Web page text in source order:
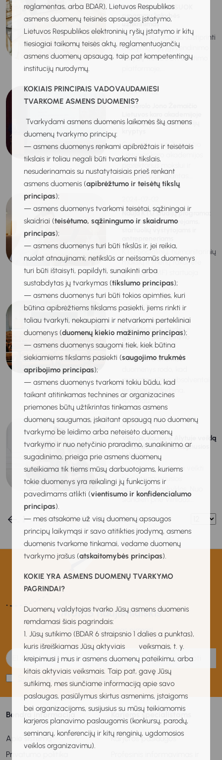
reglamentas, arba BDAR), Lietuvos Respublikos
asmens duomenų teisinės apsaugos įstatymo,
Lietuvos Respublikos elektroninių ryšių įstatymo ir kitų
tiesiogiai taikomų teisės aktų, reglamentuojančių
asmens duomenų apsaugą, taip pat kompetentingų
institucijų nurodymų.
KOKIAIS PRINCIPAIS VADOVAUDAMIESI
TVARKOME ASMENS DUOMENIS?
Tvarkydami asmens duomenis laikomės šių asmens
duomenų tvarkymo principų:
— asmens duomenys renkami apibrėžtais ir teisėtais
tikslais ir toliau negali būti tvarkomi tikslais,
nesuderinamais su nustatytaisiais prieš renkant
asmens duomenis (apibrėžtumo ir teisėtų tikslų
principas);
— asmens duomenys tvarkomi teisėtai, sąžiningai ir
skaidriai (teisėtumo, sąžiningumo ir skaidrumo
principas);
— asmens duomenys turi būti tikslūs ir, jei reikia,
nuolat atnaujinami; netikslūs ar neišsamūs duomenys
turi būti ištaisyti, papildyti, sunaikinti arba
sustabdytas jų tvarkymas (tikslumo principas);
— asmens duomenys turi būti tokios apimties, kuri
būtina apibrėžtiems tikslams pasiekti, jiems rinkti ir
toliau tvarkyti, nekaupiami ir netvarkomi pertekliniai
duomenys (duomenų kiekio mažinimo principas);
— asmens duomenys saugomi tiek, kiek būtina
siekiamiems tikslams pasiekti (saugojimo trukmės
apribojimo principas);
— asmens duomenys tvarkomi tokiu būdu, kad
taikant atitinkamas technines ar organizacines
priemones būtų užtikrintas tinkamas asmens
duomenų saugumas, įskaitant apsaugą nuo duomenų
tvarkymo be leidimo arba neteisėto duomenų
tvarkymo ir nuo netyčinio praradimo, sunaikinimo ar
sugadinimo, prieiga prie asmens duomenų
suteikiama tik tiems mūsų darbuotojams, kuriems
tokie duomenys yra reikalingi jų funkcijoms ir
pavedimams atlikti (vientisumo ir konfidencialumo
principas).
— mes atsakome už visų duomenų apsaugos
principų laikymąsi ir savo atitikties įrodymą, asmens
duomenis tvarkome tinkamai, vedame duomenų
tvarkymo įrašus (atskaitomybės principas).
KOKIE YRA ASMENS DUOMENŲ TVARKYMO
PAGRINDAI?
Duomenų valdytojas tvarko Jūsų asmens duomenis
remdamasi šiais pagrindais:
1. Jūsų sutikimo (BDAR 6 straipsnio 1 dalies a punktas),
kuris išreiškiamas Jūsų aktyviais veiksmais, t. y.
kreipimusi į mus ir asmens duomenų pateikimu, arba
kitais aktyviais veiksmais. Taip pat, gavę Jūsų
sutikimą, mes siunčiame informaciją apie savo
paslaugas, pasiūlymus skirtus asmenims, įstaigoms
bei organizacijoms, susijusius su mūsų teikiamomis
karjeros planavimo paslaugomis (konkursų, parodų,
seminarų, konferencijų ir kitų renginių, ugdomosios
veiklos organizavimu).
Stiprinamas KURSUOK
programų kokybės
užtikrinimas
Siekiant dar labiau sustiprinti
mokymų ir jų įgyvendinimo
kokybę KURSUOK švietimo
2024-07-02
Generolo Jono Žemaičio
pristatytos naujos studijų
Generolo Jono Žemaičio
Lietuvos karo akademijos
studijoms dr. Mantas...
Nauja KTU studijų programa:
nuosavo verslo kūrėjams,
KTU Socialinių, humanitarinių
mokslų ir menų fakultete
(KTU SHMMF) startuoja
nauja studijų...
2024-07-01
Po magistrantūros ir
pedagogikos studijų -
geresnės įsidarbinimo
galimybės
Naujausi statistikos
magistrantūros absolventai
lengviau įsidarbina,
sparčiau...
2024-07-01
Vilniuje, Kaune ir Alytuje veiklą
pradeda trys atsinaujinusios
kolegijos
Liepos 1 d. pradeda veikti
trys atsinaujinusios
aukštosios mokyklos. Nuo
šiandien prie Vilniaus...
1 … 55 56 57 58 59 … 80
MUKIS naujienlaiškis
Gaukite naujienas pirmas!
Prenumeruoti
Sutinku su privatumo politika
Bendra informacija
Apie sistemą
Privatumo politika
Karjeros specialistams
Karjeros paslaugos